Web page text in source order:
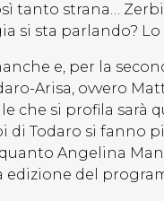
tanto strana…
si sta parlando?
e, per la
Arisa, ovvero
che si profila sarà
di Todaro si fanno
Angelina
edizione del